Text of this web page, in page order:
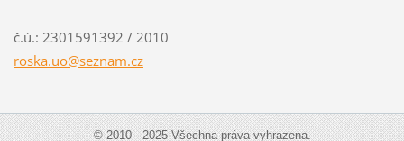
č.ú.: 2301591392 / 2010
roska.uo@seznam.cz
© 2010 - 2025 Všechna práva vyhrazena.